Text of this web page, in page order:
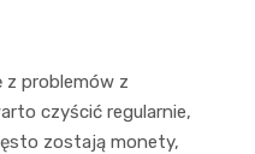
z problemów z
czyścić regularnie,
zostają monety,